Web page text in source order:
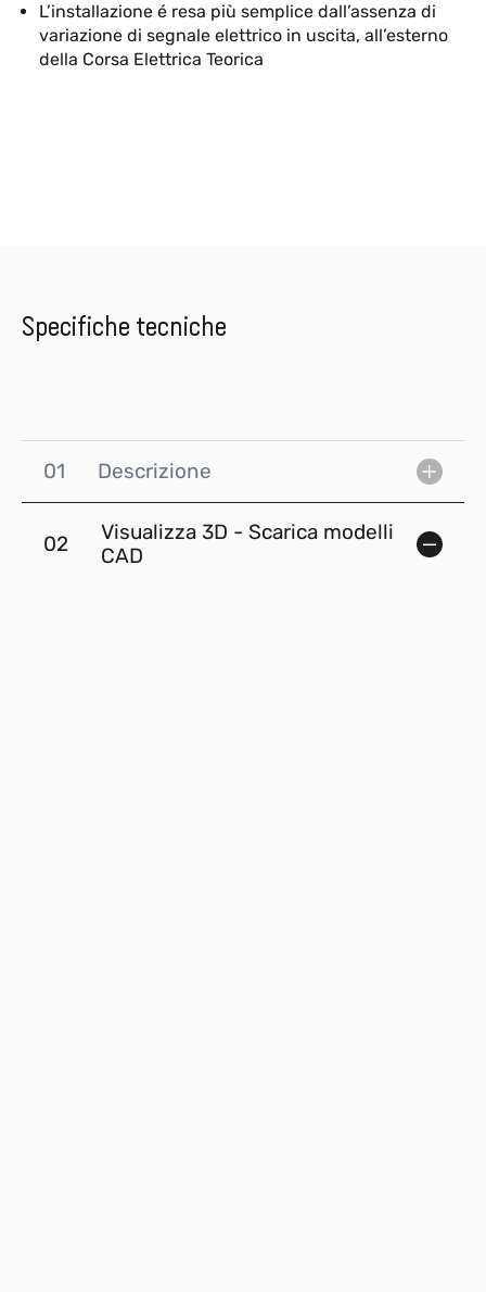
L’installazione é resa più semplice dall’assenza di
variazione di segnale elettrico in uscita, all’esterno
della Corsa Elettrica Teorica
Specifiche tecniche
01 Descrizione
02
Visualizza 3D - Scarica modelli
CAD